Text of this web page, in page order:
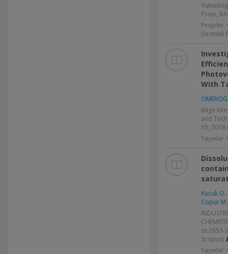
Proje,
Projeler
Destekli
With
Bilge
and
55, 2018
Yayınlar
Kucuk O.
Copur M.
ss.2853-
Scopus)
Yayınlar